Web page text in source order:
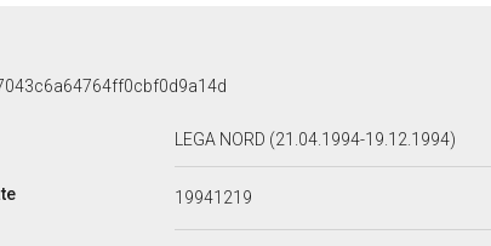
LEGA NORD (21.04.1994-19.12.1994)
19941219